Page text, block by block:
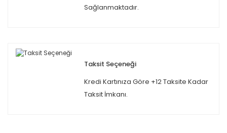
Sağlanmaktadır.
Taksit Seçeneği
Kredi Kartınıza Göre +12 Taksite Kadar
Taksit İmkanı.